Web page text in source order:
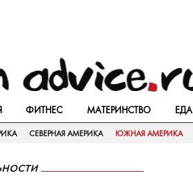
ФИТНЕС МАТЕРИНСТВО ЕДА
СЕВЕРНАЯ АМЕРИКА ЮЖНАЯ АМЕРИКА